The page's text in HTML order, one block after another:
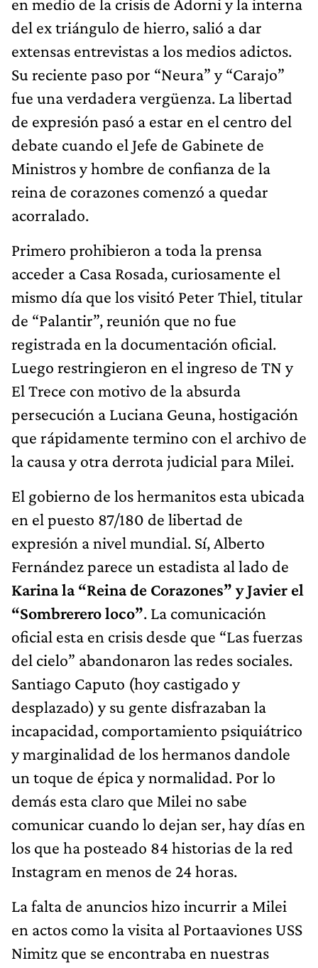
del ex triángulo de hierro, salió a dar
extensas entrevistas a los medios adictos.
Su reciente paso por “Neura” y “Carajo”
fue una verdadera vergüenza. La libertad
de expresión pasó a estar en el centro del
debate cuando el Jefe de Gabinete de
Ministros y hombre de confianza de la
reina de corazones comenzó a quedar
acorralado.
Primero prohibieron a toda la prensa
acceder a Casa Rosada, curiosamente el
mismo día que los visitó Peter Thiel, titular
de “Palantir”, reunión que no fue
registrada en la documentación oficial.
Luego restringieron en el ingreso de TN y
El Trece con motivo de la absurda
persecución a Luciana Geuna, hostigación
que rápidamente termino con el archivo de
la causa y otra derrota judicial para Milei.
El gobierno de los hermanitos esta ubicada
en el puesto 87/180 de libertad de
expresión a nivel mundial. Sí, Alberto
Fernández parece un estadista al lado de
Karina la “Reina de Corazones” y Javier el
“Sombrerero loco”. La comunicación
oficial esta en crisis desde que “Las fuerzas
del cielo” abandonaron las redes sociales.
Santiago Caputo (hoy castigado y
desplazado) y su gente disfrazaban la
incapacidad, comportamiento psiquiátrico
y marginalidad de los hermanos dandole
un toque de épica y normalidad. Por lo
demás esta claro que Milei no sabe
comunicar cuando lo dejan ser, hay días en
los que ha posteado 84 historias de la red
Instagram en menos de 24 horas.
La falta de anuncios hizo incurrir a Milei
en actos como la visita al Portaaviones USS
Nimitz que se encontraba en nuestras